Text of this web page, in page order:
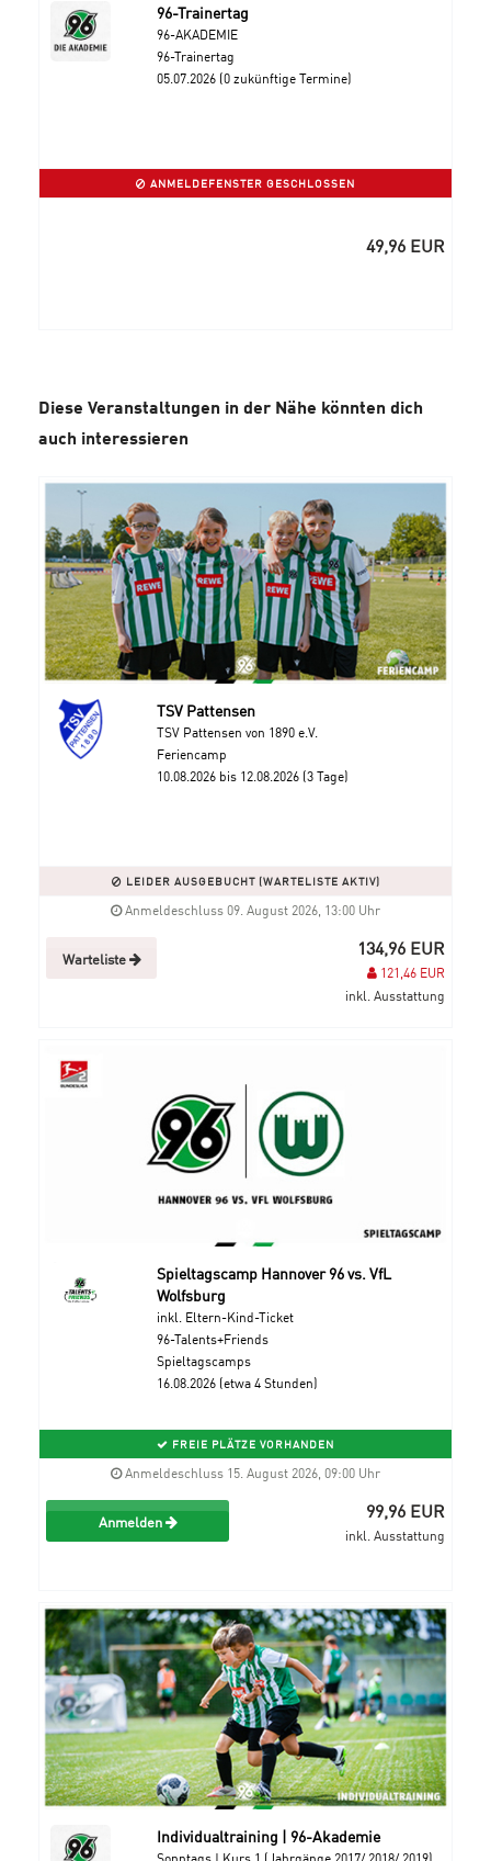
96-Trainertag
96-AKADEMIE
96-Trainertag
05.07.2026 (0 zukünftige Termine)
ANMELDEFENSTER GESCHLOSSEN
49,96 EUR
Diese Veranstaltungen in der Nähe könnten dich
auch interessieren
TSV Pattensen
TSV Pattensen von 1890 e.V.
Feriencamp
10.08.2026 bis 12.08.2026 (3 Tage)
LEIDER AUSGEBUCHT (WARTELISTE AKTIV)
Anmeldeschluss 09. August 2026, 13:00 Uhr
Warteliste 134,96 EUR
121,46 EUR
inkl. Ausstattung
Spieltagscamp Hannover 96 vs. VfL
Wolfsburg
inkl. Eltern-Kind-Ticket
96-Talents+Friends
Spieltagscamps
16.08.2026 (etwa 4 Stunden)
FREIE PLÄTZE VORHANDEN
Anmeldeschluss 15. August 2026, 09:00 Uhr
Anmelden 99,96 EUR
inkl. Ausstattung
Individualtraining | 96-Akademie